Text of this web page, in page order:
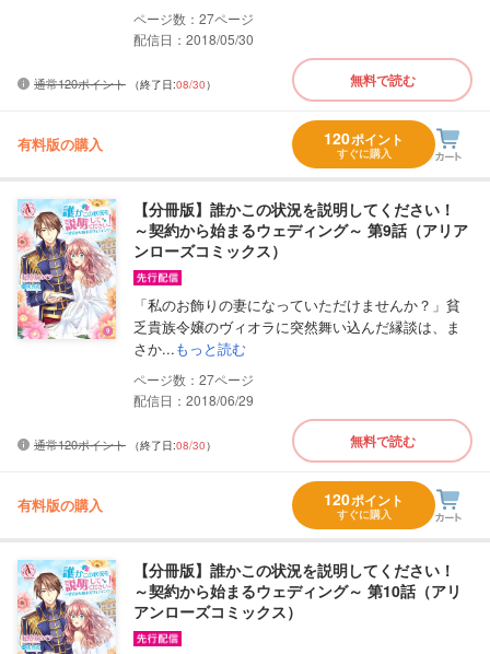
27
配信日：2018/05/30
通常120ポイント （終了日:08/30） 無料で読む
有料版の購入 120ポイント
すぐに購入
【分冊版】誰かこの状況を説明してください！
～契約から始まるウェディング～ 第9話（アリア
ンローズコミックス）
「私のお飾りの妻になっていただけませんか？」貧
乏貴族令嬢のヴィオラに突然舞い込んだ縁談は、ま
さか...もっと読む
27
配信日：2018/06/29
通常120ポイント （終了日:08/30） 無料で読む
有料版の購入 120ポイント
すぐに購入
【分冊版】誰かこの状況を説明してください！
～契約から始まるウェディング～ 第10話（アリ
アンローズコミックス）